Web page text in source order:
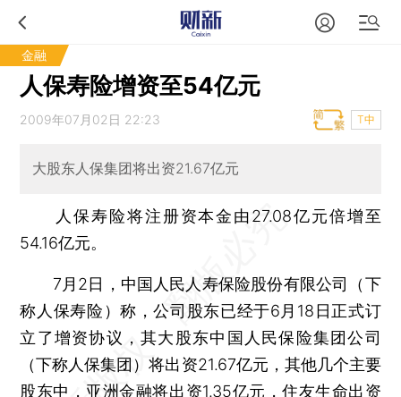
金融
人保寿险增资至54亿元
2009年07月02日 22:23 T中
大股东人保集团将出资21.67亿元
人保寿险将注册资本金由27.08亿元倍增至
54.16亿元。
7月2日，中国人民人寿保险股份有限公司（下
称人保寿险）称，公司股东已经于6月18日正式订
立了增资协议，其大股东中国人民保险集团公司
（下称人保集团）将出资21.67亿元，其他几个主要
股东中，亚洲金融将出资1.35亿元，住友生命出资